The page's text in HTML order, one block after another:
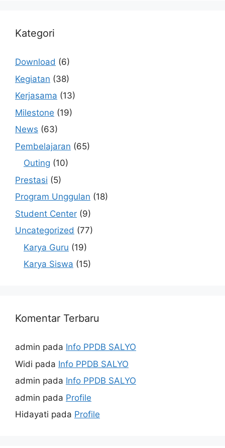
Kategori
Download (6)
Kegiatan (38)
Kerjasama (13)
Milestone (19)
News (63)
Pembelajaran (65)
Outing (10)
Prestasi (5)
Program Unggulan (18)
Student Center (9)
Uncategorized (77)
Karya Guru (19)
Karya Siswa (15)
Komentar Terbaru
admin pada Info PPDB SALYO
Widi pada Info PPDB SALYO
admin pada Info PPDB SALYO
admin pada Profile
Hidayati pada Profile